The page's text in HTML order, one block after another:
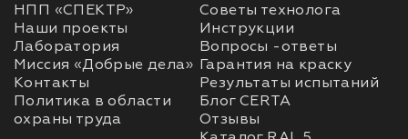
НПП «СПЕКТР»
Наши проекты
Лаборатория
Миссия «Добрые дела»
Контакты
Политика в области
Советы технолога
Инструкции
Вопросы -ответы
Гарантия на краску
Результаты испытаний
Блог CERTA
Отзывы